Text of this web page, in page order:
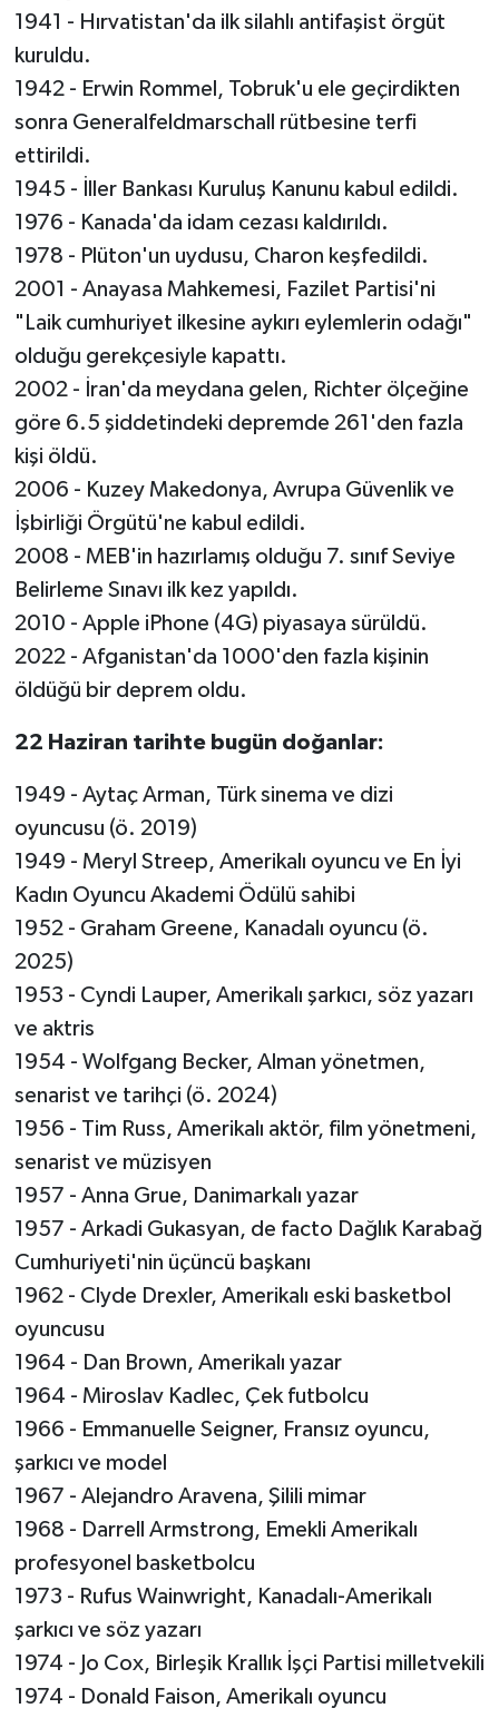
1941 - Hırvatistan'da ilk silahlı antifaşist örgüt
kuruldu.
1942 - Erwin Rommel, Tobruk'u ele geçirdikten
sonra Generalfeldmarschall rütbesine terfi
ettirildi.
1945 - İller Bankası Kuruluş Kanunu kabul edildi.
1976 - Kanada'da idam cezası kaldırıldı.
1978 - Plüton'un uydusu, Charon keşfedildi.
2001 - Anayasa Mahkemesi, Fazilet Partisi'ni
"Laik cumhuriyet ilkesine aykırı eylemlerin odağı"
olduğu gerekçesiyle kapattı.
2002 - İran'da meydana gelen, Richter ölçeğine
göre 6.5 şiddetindeki depremde 261'den fazla
kişi öldü.
2006 - Kuzey Makedonya, Avrupa Güvenlik ve
İşbirliği Örgütü'ne kabul edildi.
2008 - MEB'in hazırlamış olduğu 7. sınıf Seviye
Belirleme Sınavı ilk kez yapıldı.
2010 - Apple iPhone (4G) piyasaya sürüldü.
2022 - Afganistan'da 1000'den fazla kişinin
öldüğü bir deprem oldu.
22 Haziran tarihte bugün doğanlar:
1949 - Aytaç Arman, Türk sinema ve dizi
oyuncusu (ö. 2019)
1949 - Meryl Streep, Amerikalı oyuncu ve En İyi
Kadın Oyuncu Akademi Ödülü sahibi
1952 - Graham Greene, Kanadalı oyuncu (ö.
2025)
1953 - Cyndi Lauper, Amerikalı şarkıcı, söz yazarı
ve aktris
1954 - Wolfgang Becker, Alman yönetmen,
senarist ve tarihçi (ö. 2024)
1956 - Tim Russ, Amerikalı aktör, film yönetmeni,
senarist ve müzisyen
1957 - Anna Grue, Danimarkalı yazar
1957 - Arkadi Gukasyan, de facto Dağlık Karabağ
Cumhuriyeti'nin üçüncü başkanı
1962 - Clyde Drexler, Amerikalı eski basketbol
oyuncusu
1964 - Dan Brown, Amerikalı yazar
1964 - Miroslav Kadlec, Çek futbolcu
1966 - Emmanuelle Seigner, Fransız oyuncu,
şarkıcı ve model
1967 - Alejandro Aravena, Şilili mimar
1968 - Darrell Armstrong, Emekli Amerikalı
profesyonel basketbolcu
1973 - Rufus Wainwright, Kanadalı-Amerikalı
şarkıcı ve söz yazarı
1974 - Jo Cox, Birleşik Krallık İşçi Partisi milletvekili
1974 - Donald Faison, Amerikalı oyuncu